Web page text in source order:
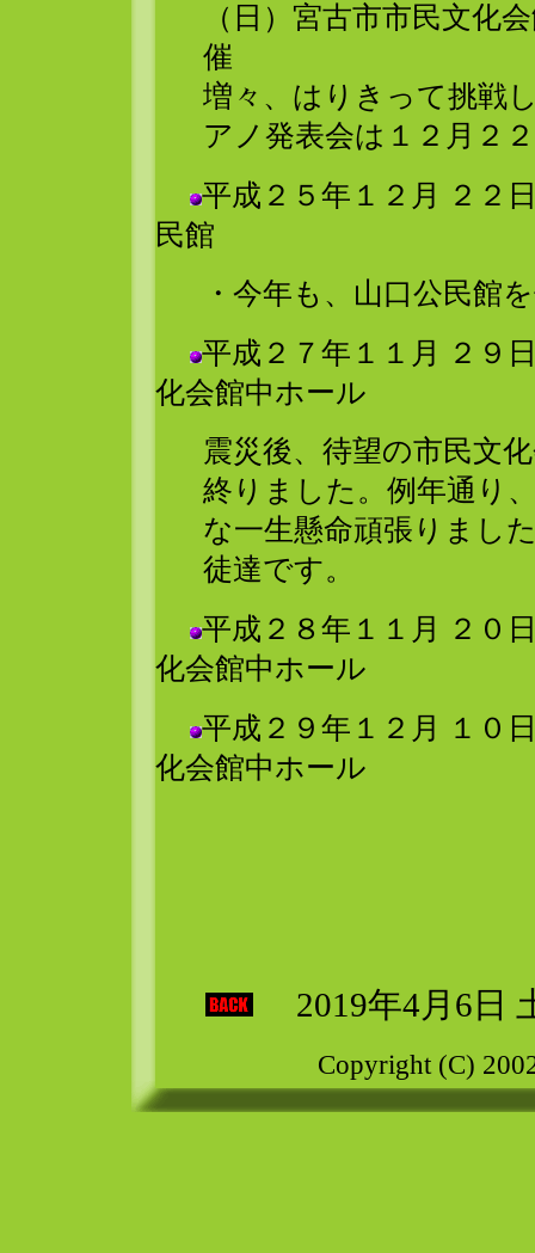
（日）宮古市市民文化
催
増々、はりきって挑戦
アノ発表会は１２月２
平成２５年１２月 ２２
民館
・今年も、山口公民館
平成２７年１１月 ２９
化会館中ホール
震災後、待望の市民文
終りました。例年通り
な一生懸命頑張りまし
徒達です。
平成２８年１１月 ２０
化会館中ホール
平成２９年１２月 １０
化会館中ホール
2019年4月6日
Copyright (C)